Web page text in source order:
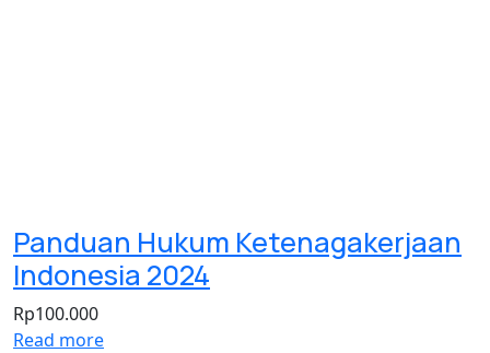
Panduan Hukum Ketenagakerjaan
Indonesia 2024
Rp100.000
Read more